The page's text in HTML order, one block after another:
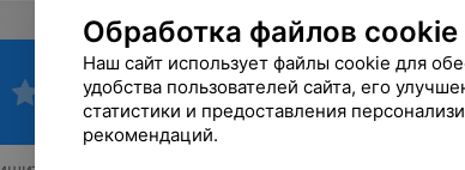
Обработка файлов cookie
Наш сайт использует файлы cookie для
удобства пользователей сайта, его
статистики и предоставления
рекомендаций.